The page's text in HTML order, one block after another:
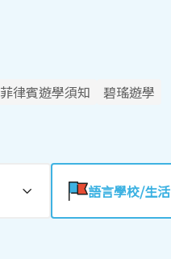
菲律賓遊學須知 碧瑤遊學
語言學校/生活